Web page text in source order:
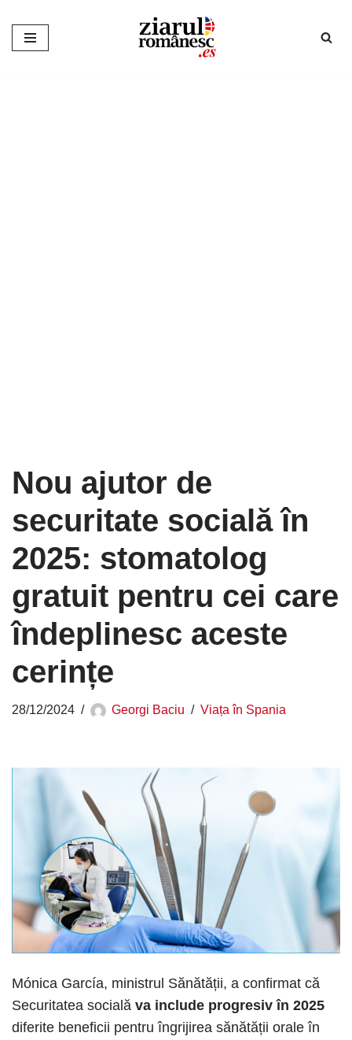
Sari
Nou ajutor de
securitate socială în
2025: stomatolog
gratuit pentru cei care
îndeplinesc aceste
cerințe
28/12/2024 Georgi Baciu Viața în Spania
Mónica García, ministrul Sănătății, a confirmat că
Securitatea socială va include progresiv în 2025
diferite beneficii pentru îngrijirea sănătății orale în